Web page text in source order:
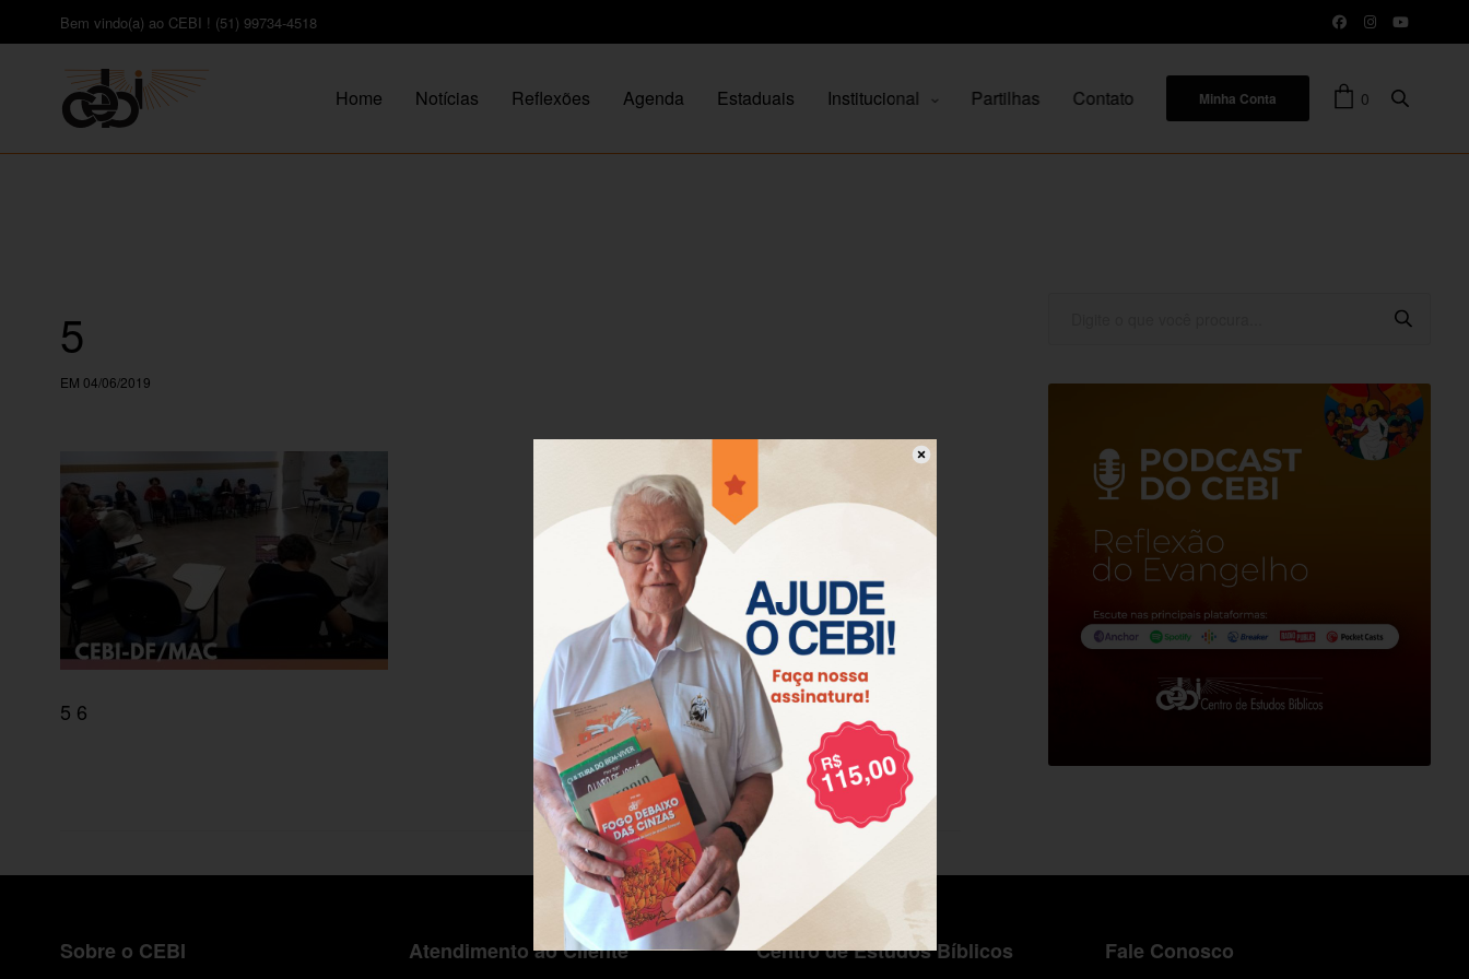
Bem vindo(a) ao CEBI ! (51) 99734-4518
Home Notícias Reflexões Agenda Estaduais Institucional Partilhas Contato Minha Conta 0
5
EM 04/06/2019
5 6
Sobre o CEBI Atendimento ao Cliente Centro de Estudos Bíblicos Fale Conosco